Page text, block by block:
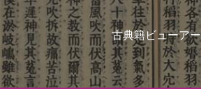
古典籍ビューアー